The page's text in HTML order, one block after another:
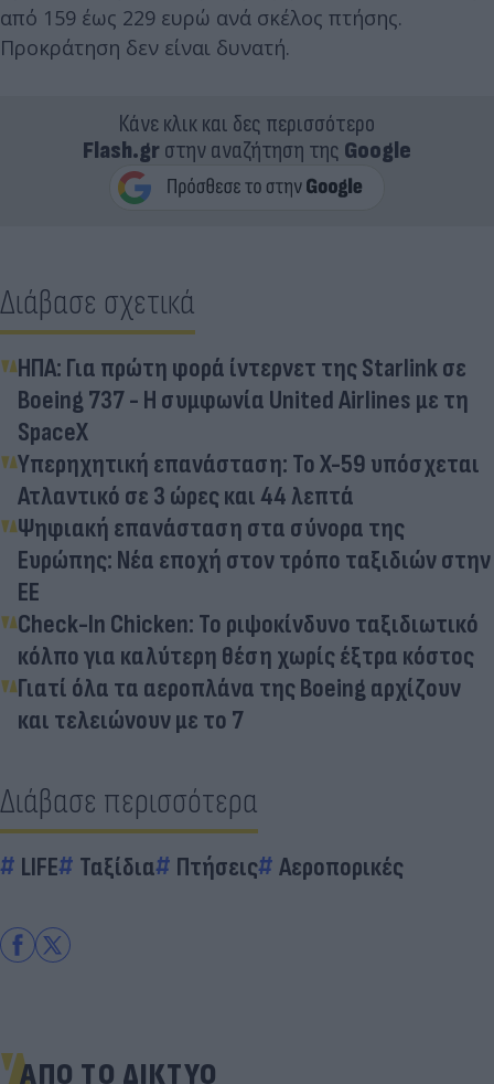
από 159 έως 229 ευρώ ανά σκέλος πτήσης.
Προκράτηση δεν είναι δυνατή.
Κάνε κλικ και δες περισσότερο
Flash.grστην αναζήτηση της Google
Διάβασε σχετικά
ΗΠΑ: Για πρώτη φορά ίντερνετ της Starlink σε
Boeing 737 - Η συμφωνία United Airlines με τη
SpaceX
Υπερηχητική επανάσταση: Το X-59 υπόσχεται
Ατλαντικό σε 3 ώρες και 44 λεπτά
Ψηφιακή επανάσταση στα σύνορα της
Ευρώπης: Νέα εποχή στον τρόπο ταξιδιών στην
ΕΕ
Check-In Chicken: Το ριψοκίνδυνο ταξιδιωτικό
κόλπο για καλύτερη θέση χωρίς έξτρα κόστος
Γιατί όλα τα αεροπλάνα της Boeing αρχίζουν
και τελειώνουν με το 7
Διάβασε περισσότερα
LIFE Ταξίδια Πτήσεις Αεροπορικές
ΑΠΟ ΤΟ ΔΙΚΤΥΟ